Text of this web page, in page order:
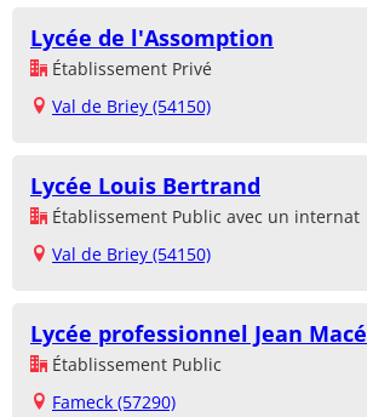
Lycée de l'Assomption
Établissement Privé
Val de Briey (54150)
Lycée Louis Bertrand
Établissement Public avec un internat
Val de Briey (54150)
Lycée professionnel Jean Macé
Établissement Public
Fameck (57290)